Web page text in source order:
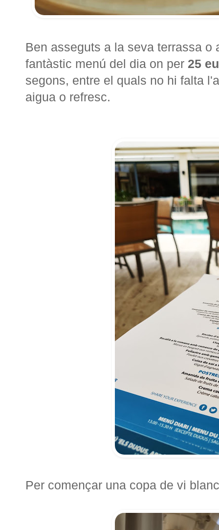
Ben asseguts a la seva terrassa
fantàstic menú del dia on per 25
segons, entre el quals no hi falta
aigua o refresc.
Per començar una copa de vi